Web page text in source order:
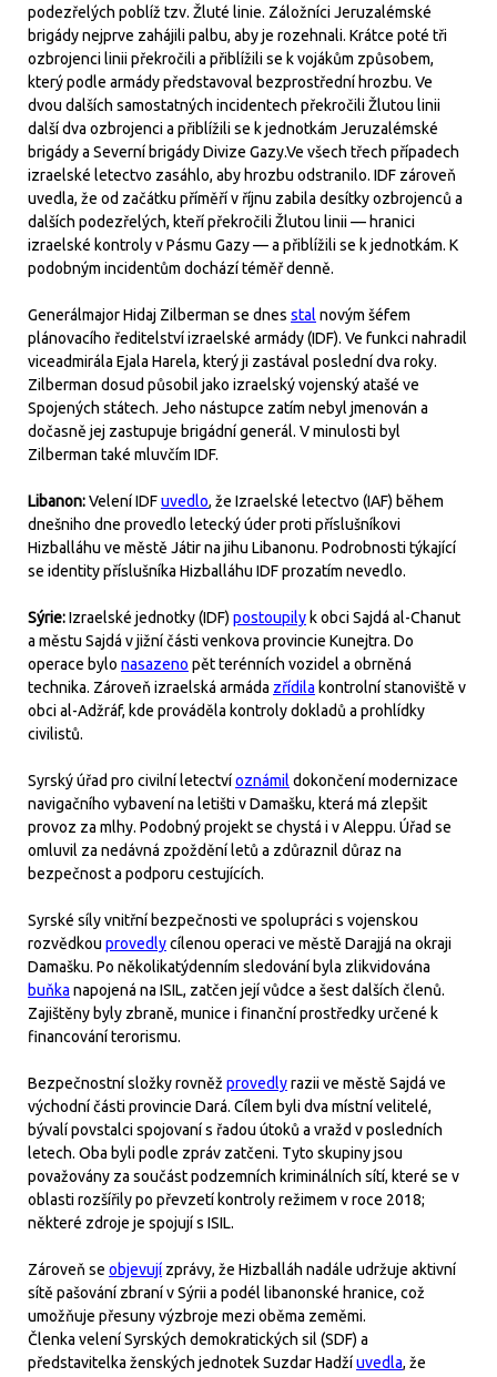
podezřelých poblíž tzv. Žluté linie. Záložníci Jeruzalémské
brigády nejprve zahájili palbu, aby je rozehnali. Krátce poté tři
ozbrojenci linii překročili a přiblížili se k vojákům způsobem,
který podle armády představoval bezprostřední hrozbu. Ve
dvou dalších samostatných incidentech překročili Žlutou linii
další dva ozbrojenci a přiblížili se k jednotkám Jeruzalémské
brigády a Severní brigády Divize Gazy.Ve všech třech případech
izraelské letectvo zasáhlo, aby hrozbu odstranilo. IDF zároveň
uvedla, že od začátku příměří v říjnu zabila desítky ozbrojenců a
dalších podezřelých, kteří překročili Žlutou linii — hranici
izraelské kontroly v Pásmu Gazy — a přiblížili se k jednotkám. K
podobným incidentům dochází téměř denně.
Generálmajor Hidaj Zilberman se dnes stal novým šéfem
plánovacího ředitelství izraelské armády (IDF). Ve funkci nahradil
viceadmirála Ejala Harela, který ji zastával poslední dva roky.
Zilberman dosud působil jako izraelský vojenský atašé ve
Spojených státech. Jeho nástupce zatím nebyl jmenován a
dočasně jej zastupuje brigádní generál. V minulosti byl
Zilberman také mluvčím IDF.
Libanon:Velení IDFuvedlo, že Izraelské letectvo (IAF) během
dnešniho dne provedlo letecký úder proti příslušníkovi
Hizballáhu ve městě Játir na jihu Libanonu. Podrobnosti týkající
se identity příslušníka Hizballáhu IDF prozatím nevedlo.
Sýrie:Izraelské jednotky (IDF) postoupily k obci Sajdá al-Chanut
a městu Sajdá v jižní části venkova provincie Kunejtra. Do
operace bylo nasazeno pět terénních vozidel a obrněná
technika. Zároveň izraelská armáda zřídila kontrolní stanoviště v
obci al-Adžráf, kde prováděla kontroly dokladů a prohlídky
civilistů.
Syrský úřad pro civilní letectvíoznámil dokončení modernizace
navigačního vybavení na letišti v Damašku, která má zlepšit
provoz za mlhy. Podobný projekt se chystá i v Aleppu. Úřad se
omluvil za nedávná zpoždění letů a zdůraznil důraz na
bezpečnost a podporu cestujících.
Syrské síly vnitřní bezpečnosti ve spolupráci s vojenskou
rozvědkou provedlycílenou operaci ve městě Darajjá na okraji
Damašku. Po několikatýdenním sledování byla zlikvidována
buňka napojená na ISIL, zatčen její vůdce a šest dalších členů.
Zajištěny byly zbraně, munice i finanční prostředky určené k
financování terorismu.
Bezpečnostní složky rovněž provedlyrazii ve městě Sajdá ve
východní části provincie Dará. Cílem byli dva místní velitelé,
bývalí povstalci spojovaní s řadou útoků a vražd v posledních
letech. Oba byli podle zpráv zatčeni. Tyto skupiny jsou
považovány za součást podzemních kriminálních sítí, které se v
oblasti rozšířily po převzetí kontroly režimem v roce 2018;
některé zdroje je spojují s ISIL.
Zároveň se objevují zprávy, že Hizballáh nadále udržuje aktivní
sítě pašování zbraní v Sýrii a podél libanonské hranice, což
umožňuje přesuny výzbroje mezi oběma zeměmi.
Členka velení Syrských demokratických sil (SDF) a
představitelka ženských jednotek Suzdar Hadžíuvedla, že